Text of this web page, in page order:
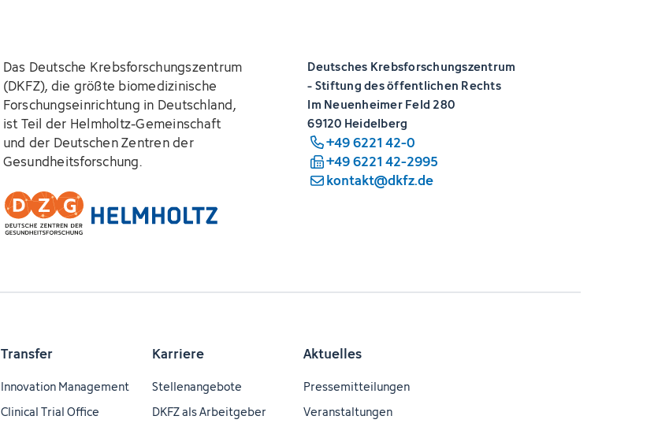
Das Deutsche Krebsforschungszentrum
(DKFZ), die größte biomedizinische
Forschungseinrichtung in Deutschland,
ist Teil der Helmholtz-Gemeinschaft
und der Deutschen Zentren der
Gesundheitsforschung.
Deutsches Krebsforschungszentrum
- Stiftung des öffentlichen Rechts
Im Neuenheimer Feld 280
69120 Heidelberg
+49 6221 42-0
+49 6221 42-2995
kontakt@dkfz.de
Transfer
Innovation Management
Clinical Trial Office
Karriere
Stellenangebote
DKFZ als Arbeitgeber
Aktuelles
Pressemitteilungen
Veranstaltungen